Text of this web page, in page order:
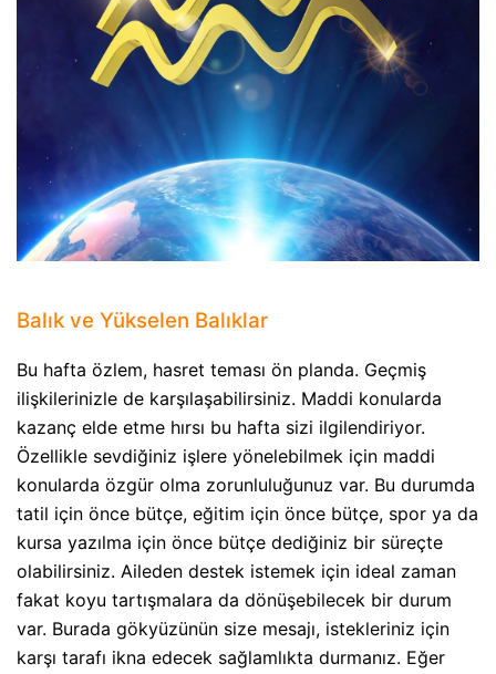
Balık ve Yükselen Balıklar
Bu hafta özlem, hasret teması ön planda. Geçmiş
ilişkilerinizle de karşılaşabilirsiniz. Maddi konularda
kazanç elde etme hırsı bu hafta sizi ilgilendiriyor.
Özellikle sevdiğiniz işlere yönelebilmek için maddi
konularda özgür olma zorunluluğunuz var. Bu durumda
tatil için önce bütçe, eğitim için önce bütçe, spor ya da
kursa yazılma için önce bütçe dediğiniz bir süreçte
olabilirsiniz. Aileden destek istemek için ideal zaman
fakat koyu tartışmalara da dönüşebilecek bir durum
var. Burada gökyüzünün size mesajı, istekleriniz için
karşı tarafı ikna edecek sağlamlıkta durmanız. Eğer